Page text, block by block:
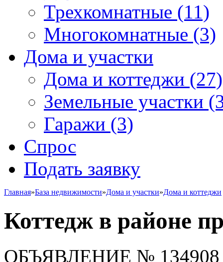
Трехкомнатные (11)
Многокомнатные (3)
Дома и участки
Дома и коттеджи (27)
Земельные участки
Гаражи (3)
Спрос
Подать заявку
Главная»База недвижимости»Дома и участки»Дома и коттеджи
Коттедж в районе
ОБЪЯВЛЕНИЕ № 134908